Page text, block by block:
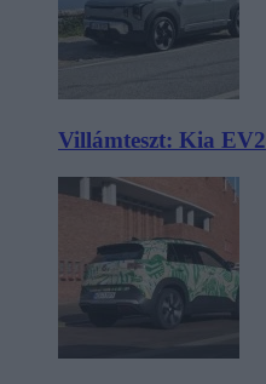
Villámteszt: Kia EV2